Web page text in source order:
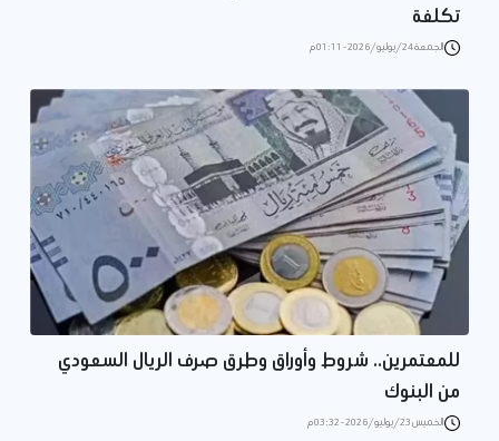
تكلفة
الجمعة 24/يوليو/2026 - 01:11 م
للمعتمرين.. شروط وأوراق وطرق صرف الريال السعودي
من البنوك
الخميس 23/يوليو/2026 - 03:32 م